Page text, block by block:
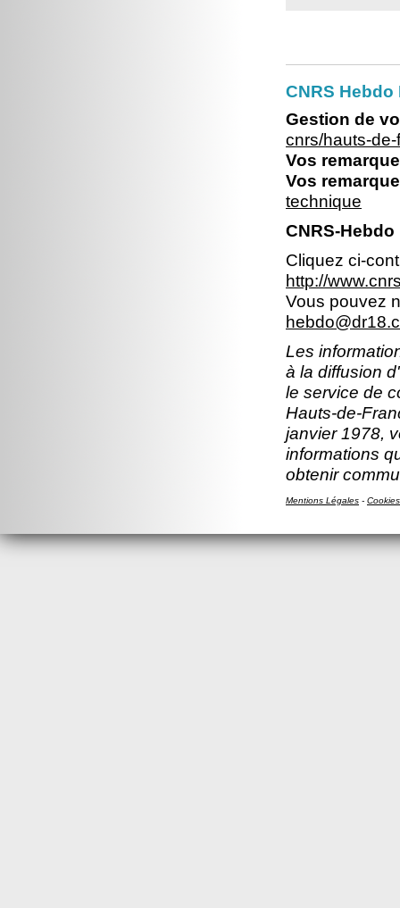
CNRS
Gestion de
cnrs/hauts-
Vos
Vos
technique
CNRS-
Cliquez ci-
http://
Vous pouvez
Les
à la diffusion
le service de
Hauts-de-
janvier 1978,
informations
obtenir
Mentions Légales - Cookies